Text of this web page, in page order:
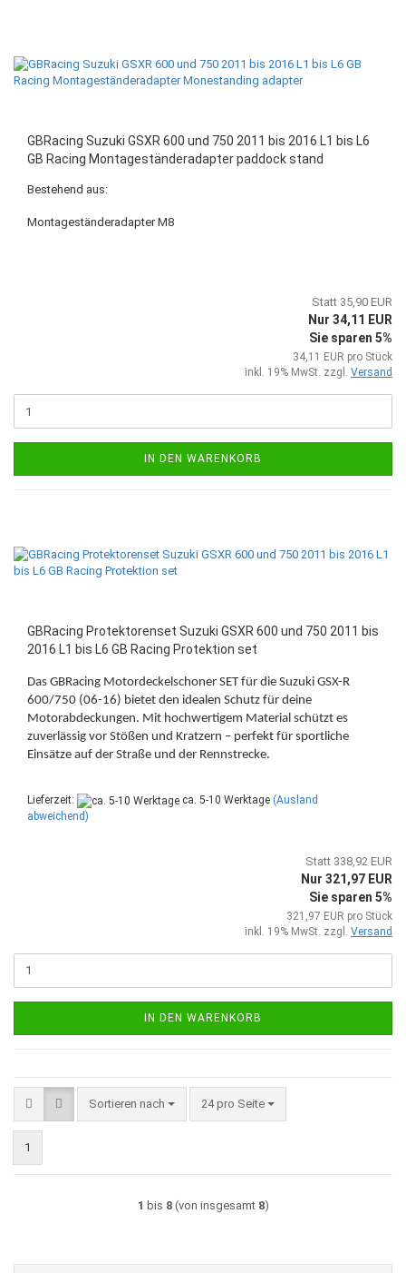
GBRacing Suzuki GSXR 600 und 750 2011 bis 2016 L1 bis L6
GB Racing Montageständeradapter paddock stand
Bestehend aus:
Montageständeradapter M8
Statt 35,90 EUR
Nur 34,11 EUR
Sie sparen 5%
34,11 EUR pro Stück
inkl. 19% MwSt. zzgl. Versand
IN DEN WARENKORB
GBRacing Protektorenset Suzuki GSXR 600 und 750 2011 bis
2016 L1 bis L6 GB Racing Protektion set
Das GBRacing Motordeckelschoner SET für die Suzuki GSX-R
600/750 (06-16) bietet den idealen Schutz für deine
Motorabdeckungen. Mit hochwertigem Material schützt es
zuverlässig vor Stößen und Kratzern – perfekt für sportliche
Einsätze auf der Straße und der Rennstrecke.
Lieferzeit: ca. 5-10 Werktage (Ausland
abweichend)
Statt 338,92 EUR
Nur 321,97 EUR
Sie sparen 5%
321,97 EUR pro Stück
inkl. 19% MwSt. zzgl. Versand
IN DEN WARENKORB
Sortieren nach
Sortieren nach 24 pro Seite
pro Seite
1
1 bis 8(von insgesamt 8)